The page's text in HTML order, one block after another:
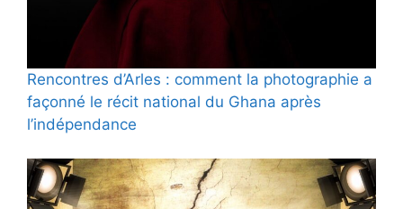
Rencontres d’Arles : comment la photographie a
façonné le récit national du Ghana après
l’indépendance